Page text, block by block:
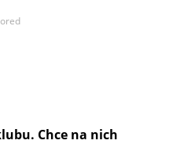
Chce na nich